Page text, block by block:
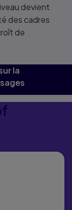
devient
des cadres
de
la